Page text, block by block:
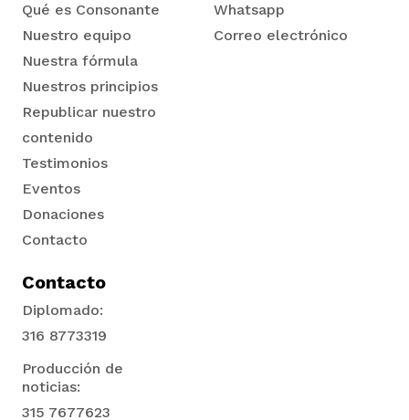
Qué es Consonante
Nuestro equipo
Nuestra fórmula
Nuestros principios
Republicar nuestro
contenido
Testimonios
Eventos
Donaciones
Contacto
Whatsapp
Correo electrónico
Contacto
Diplomado:
316 8773319
Producción de
noticias:
315 7677623